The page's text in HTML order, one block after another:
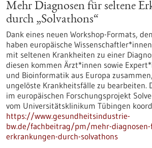
Mehr Diagnosen für seltene
durch „Solvathons“
Dank eines neuen Workshop-Formats,
haben europäische
mit seltenen Krankheiten zu einer
diesen kommen Ärzt*innen sowie
und Bioinformatik aus Europa
ungelöste Krankheitsfälle zu bearbeiten.
im europäischen Forschungsprojekt
vom Universitätsklinikum Tübingen
https://www.gesundheitsindustrie-
bw.de/fachbeitrag/pm/mehr-diagnosen-
erkrankungen-durch-solvathons